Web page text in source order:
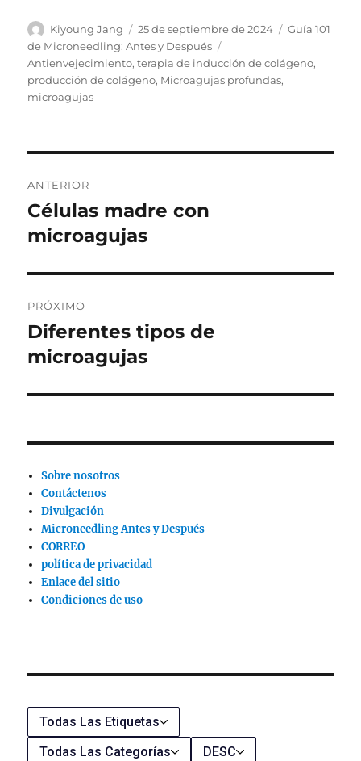
Autor
Kiyoung Jang
Publicado
el
25 de septiembre de 2024 Categorías
Guía 101
de Microneedling: Antes y Después
Antienvejecimiento,terapia de inducción de colágeno,
producción de colágeno, Microagujas profundas,
microagujas
de
entradas
ANTERIOR
Publicación
anterior:
Células madre con
microagujas
PRÓXIMO
Siguiente
publicación:
Diferentes tipos de
microagujas
Sobre nosotros
Contáctenos
Divulgación
Microneedling Antes y Después
CORREO
política de privacidad
Enlace del sitio
Condiciones de uso
Todas Las Etiquetas
Todas Las Categorías
DESC